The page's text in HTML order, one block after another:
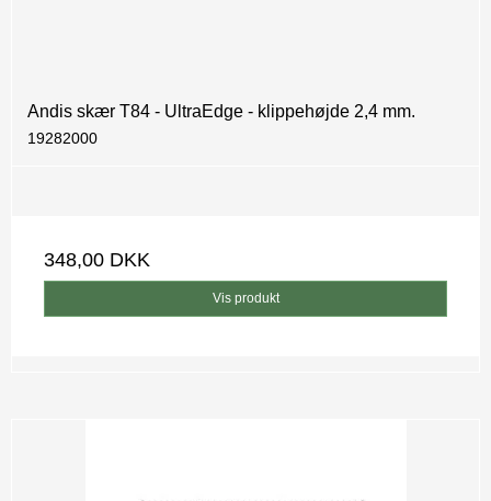
Andis skær T84 - UltraEdge - klippehøjde 2,4 mm.
19282000
348,00 DKK
Vis produkt